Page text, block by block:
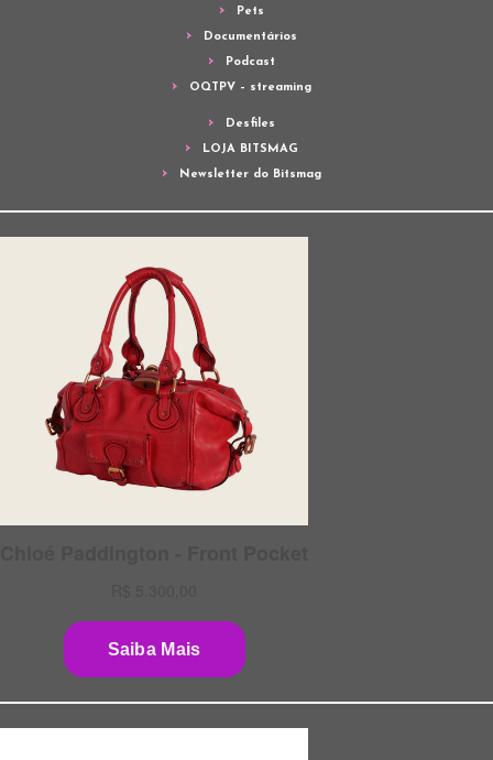
Pets
Documentários
Podcast
OQTPV – streaming
Desfiles
LOJA BITSMAG
Newsletter do Bitsmag